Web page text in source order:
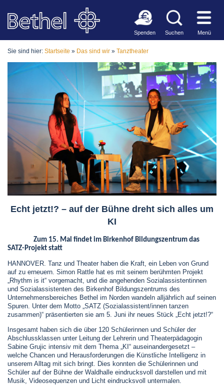
Spenden Suchen Menü
Sie sind hier: Startseite » Das sind wir » Tanztheater
Echt jetzt!? – auf der Bühne dreht sich alles um
KI
Zum 15. Mal findet im Birkenhof Bildungszentrum das
SATZ-Projekt statt
HANNOVER. Tanz und Theater haben die Kraft, ein Leben von Grund
auf zu erneuern. Simon Rattle hat es mit seinem berühmten Projekt
„Rhythm is it“ vorgemacht, und die angehenden Sozialassistentinnen
und Sozialassistenten des Birkenhof Bildungszentrums des
Unternehmensbereiches Bethel im Norden wandeln alljährlich auf seinen
Spuren. Unter dem Motto „SATZ (Sozialassistent/innen tanzen
zusammen)“ präsentierten sie am 5. Juni ihr neues Stück „Echt jetzt!?“
Insgesamt haben sich die über 120 Schülerinnen und Schüler der
Abschlussklassen unter Leitung der Lehrerin und Theaterpädagogin
Sabine Grujic intensiv mit dem Thema „KI“ auseinandergesetzt –
welche Chancen und Herausforderungen die Künstliche Intelligenz in
unserem Alltag mit sich bringt. Dies konnten die Schülerinnen und
Schüler auf der Bühne der Waldhalle eindrucksvoll darstellen und mit
Musik, Videosequenzen und Licht eindrucksvoll untermalen.